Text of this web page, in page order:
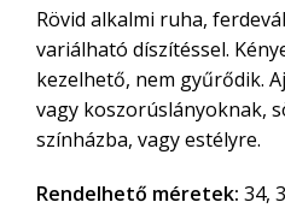
Rövid alkalmi ruha,
variálható díszítéssel.
kezelhető, nem gyűrődik.
vagy koszorúslányoknak,
színházba, vagy estélyre.
Rendelhető méretek: 34,